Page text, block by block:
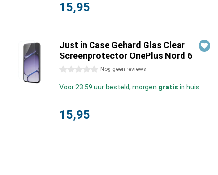
15,95
Just in Case Gehard Glas Clear
Screenprotector OnePlus Nord 6
0 sterren Nog geen reviews
Voor 23:59 uur besteld, morgen gratis in huis
15,95